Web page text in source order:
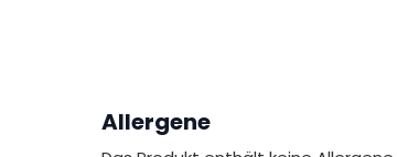
Allergene